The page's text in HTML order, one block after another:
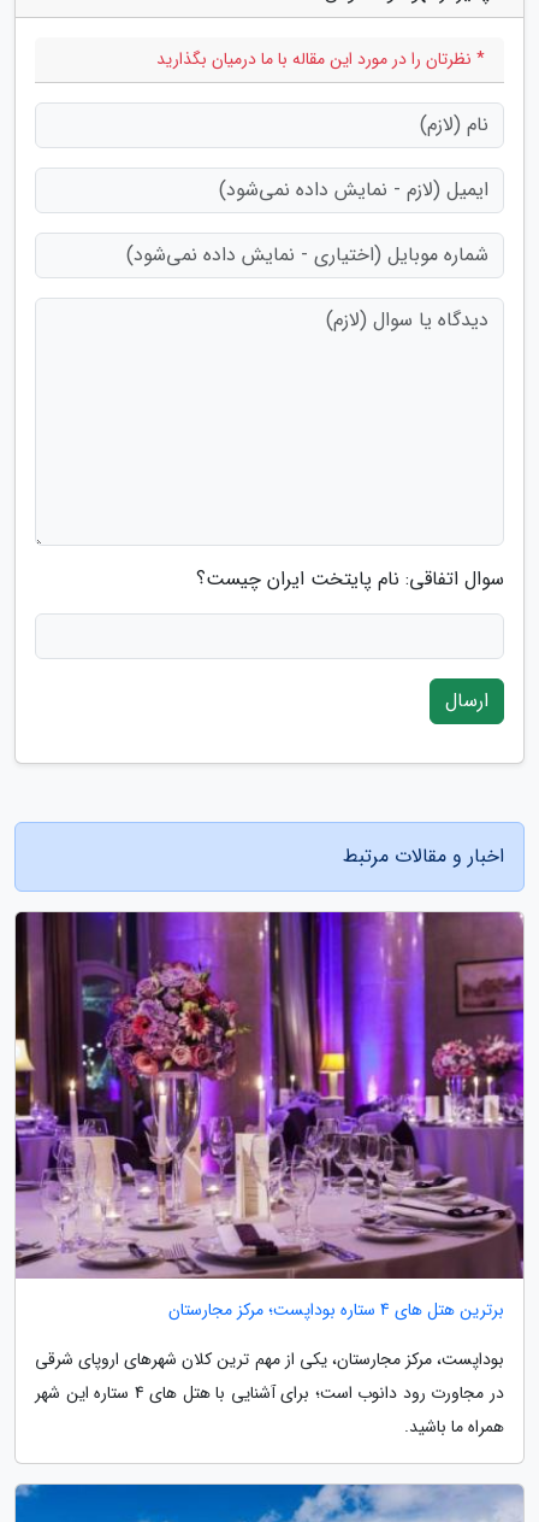
* نظرتان را در مورد این مقاله با ما درمیان بگذارید
سوال اتفاقی: نام پایتخت ایران چیست؟
ارسال
اخبار و مقالات مرتبط
برترین هتل های 4 ستاره بوداپست؛ مرکز مجارستان
بوداپست، مرکز مجارستان، یکی از مهم ترین کلان شهرهای اروپای شرقی
در مجاورت رود دانوب است؛ برای آشنایی با هتل های 4 ستاره این شهر
همراه ما باشید.